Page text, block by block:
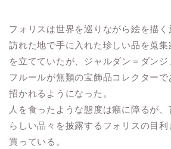
フォリスは世界を巡りながら絵を描く
訪れた地で手に入れた珍しい品を蒐
を立てていたが、ジャルダン＝ダン
フルールが無類の宝飾品コレクター
招かれるようになった。
人を食ったような態度は癪に障るが
らしい品々を披露するフォリスの目利
買っている。